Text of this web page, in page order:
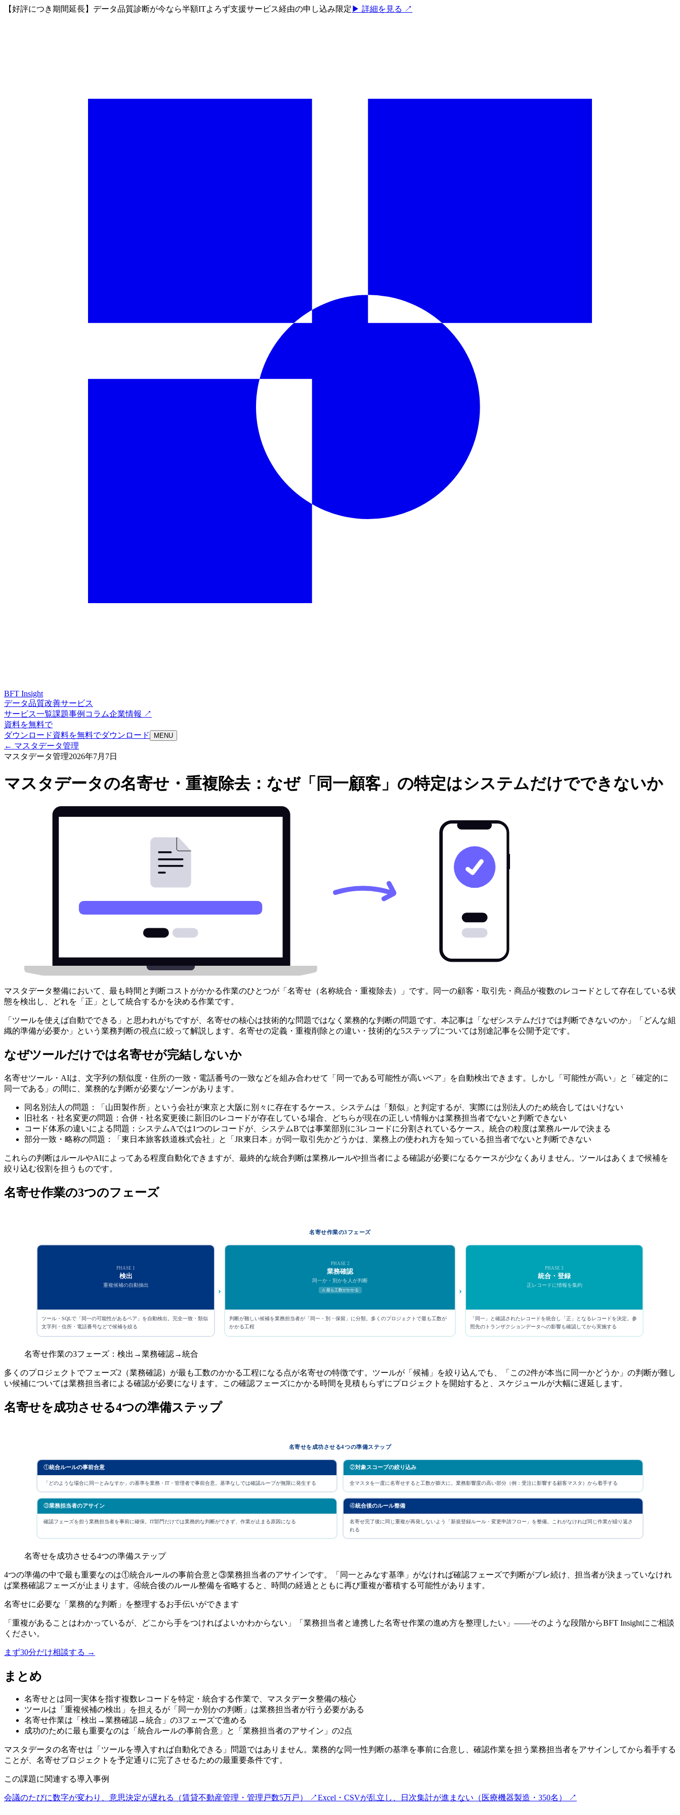
【好評につき期間延長】データ品質診断が今なら半額ITよろず支援サービス経由の申し込み限定 ▶ 詳細を見る ↗
BFT Insight
データ品質改善サービス
サービス一覧課題事例 コラム企業情報 ↗
資料を無料で
ダウンロード資料を無料でダウンロード MENU
← マスタデータ管理
マスタデータ管理2026年7月7日
マスタデータの名寄せ・重複除去：なぜ「同一顧客」の特定はシステムだけでできないか
マスタデータ整備において、最も時間と判断コストがかかる作業のひとつが「名寄せ（名称統合・重複除去）」です。同一の顧客・取引先・商品が複数のレコードとして存在している状
態を検出し、どれを「正」として統合するかを決める作業です。
「ツールを使えば自動でできる」と思われがちですが、名寄せの核心は技術的な問題ではなく業務的な判断の問題です。本記事は「なぜシステムだけでは判断できないのか」「どんな組
織的準備が必要か」という業務判断の視点に絞って解説します。名寄せの定義・重複削除との違い・技術的な5ステップについては別途記事を公開予定です。
なぜツールだけでは名寄せが完結しないか
名寄せツール・AIは、文字列の類似度・住所の一致・電話番号の一致などを組み合わせて「同一である可能性が高いペア」を自動検出できます。しかし「可能性が高い」と「確定的に
同一である」の間に、業務的な判断が必要なゾーンがあります。
同名別法人の問題：「山田製作所」という会社が東京と大阪に別々に存在するケース。システムは「類似」と判定するが、実際には別法人のため統合してはいけない
旧社名・社名変更の問題：合併・社名変更後に新旧のレコードが存在している場合、どちらが現在の正しい情報かは業務担当者でないと判断できない
コード体系の違いによる問題：システムAでは1つのレコードが、システムBでは事業部別に3レコードに分割されているケース。統合の粒度は業務ルールで決まる
部分一致・略称の問題：「東日本旅客鉄道株式会社」と「JR東日本」が同一取引先かどうかは、業務上の使われ方を知っている担当者でないと判断できない
これらの判断はルールやAIによってある程度自動化できますが、最終的な統合判断は業務ルールや担当者による確認が必要になるケースが少なくありません。ツールはあくまで候補を
絞り込む役割を担うものです。
名寄せ作業の3つのフェーズ
名寄せ作業の3フェーズ
PHASE 1
検出
重複候補の自動抽出
ツール・SQLで「同一の可能性があるペア」を自動検出。完全一致・類似
文字列・住所・電話番号などで候補を絞る
›
PHASE 2
業務確認
同一か・別かを人が判断
⚠ 最も工数がかかる
判断が難しい候補を業務担当者が「同一・別・保留」に分類。多くのプロジェクトで最も工数が
かかる工程
›
PHASE 3
統合・登録
正レコードに情報を集約
「同一」と確認されたレコードを統合し「正」となるレコードを決定。参
照先のトランザクションデータへの影響も確認してから実施する
名寄せ作業の3フェーズ：検出→業務確認→統合
多くのプロジェクトでフェーズ2（業務確認）が最も工数のかかる工程になる点が名寄せの特徴です。ツールが「候補」を絞り込んでも、「この2件が本当に同一かどうか」の判断が難し
い候補については業務担当者による確認が必要になります。この確認フェーズにかかる時間を見積もらずにプロジェクトを開始すると、スケジュールが大幅に遅延します。
名寄せを成功させる4つの準備ステップ
名寄せを成功させる4つの準備ステップ
①統合ルールの事前合意
「どのような場合に同一とみなすか」の基準を業務・IT・管理者で事前合意。基準なしでは確認ループが無限に発生する
②対象スコープの絞り込み
全マスタを一度に名寄せすると工数が膨大に。業務影響度の高い部分（例：受注に影響する顧客マスタ）から着手する
③業務担当者のアサイン
確認フェーズを担う業務担当者を事前に確保。IT部門だけでは業務的な判断ができず、作業が止まる原因になる
④統合後のルール整備
名寄せ完了後に同じ重複が再発しないよう「新規登録ルール・変更申請フロー」を整備。これがなければ同じ作業が繰り返さ
れる
名寄せを成功させる4つの準備ステップ
4つの準備の中で最も重要なのは①統合ルールの事前合意と③業務担当者のアサインです。「同一とみなす基準」がなければ確認フェーズで判断がブレ続け、担当者が決まっていなけれ
ば業務確認フェーズが止まります。④統合後のルール整備を省略すると、時間の経過とともに再び重複が蓄積する可能性があります。
名寄せに必要な「業務的な判断」を整理するお手伝いができます
「重複があることはわかっているが、どこから手をつければよいかわからない」「業務担当者と連携した名寄せ作業の進め方を整理したい」——そのような段階からBFT Insightにご相談
ください。
まず30分だけ相談する →
まとめ
名寄せとは同一実体を指す複数レコードを特定・統合する作業で、マスタデータ整備の核心
ツールは「重複候補の検出」を担えるが「同一か別かの判断」は業務担当者が行う必要がある
名寄せ作業は「検出→業務確認→統合」の3フェーズで進める
成功のために最も重要なのは「統合ルールの事前合意」と「業務担当者のアサイン」の2点
マスタデータの名寄せは「ツールを導入すれば自動化できる」問題ではありません。業務的な同一性判断の基準を事前に合意し、確認作業を担う業務担当者をアサインしてから着手する
ことが、名寄せプロジェクトを予定通りに完了させるための最重要条件です。
この課題に関連する導入事例
会議のたびに数字が変わり、意思決定が遅れる（賃貸不動産管理・管理戸数5万戸） ↗Excel・CSVが乱立し、日次集計が進まない（医療機器製造・350名） ↗